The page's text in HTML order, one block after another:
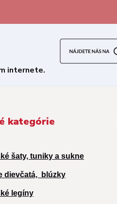
kategórie
šaty, tuniky a sukne
dievčatá, blúzky
legíny